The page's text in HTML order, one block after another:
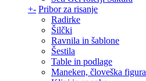
+- Pribor za risanje
Radirke
Šilčki
Ravnila in šablone
Šestila
Table in podlage
Maneken, človeška figura